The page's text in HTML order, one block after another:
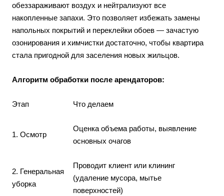
обеззараживают воздух и нейтрализуют все
накопленные запахи. Это позволяет избежать замены
напольных покрытий и переклейки обоев — зачастую
озонирования и химчистки достаточно, чтобы квартира
стала пригодной для заселения новых жильцов.
Алгоритм обработки после арендаторов:
Этап Что делаем
1. Осмотр
Оценка объема работы, выявление
основных очагов
2. Генеральная
уборка
Проводит клиент или клининг
(удаление мусора, мытье
поверхностей)